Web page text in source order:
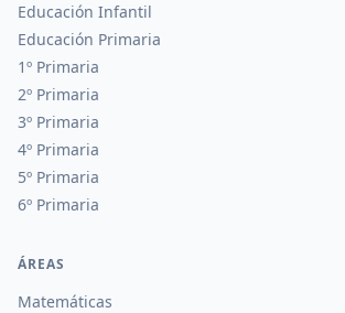
Educación Infantil
Educación Primaria
1º Primaria
2º Primaria
3º Primaria
4º Primaria
5º Primaria
6º Primaria
ÁREAS
Matemáticas